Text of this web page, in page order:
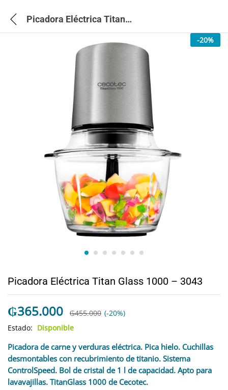
Picadora Eléctrica Titan Glass 1000 – 3043
-20%
Picadora Eléctrica Titan Glass 1000 – 3043
₲365.000 ₲455.000 (-20%)
Estado: Disponible
Picadora de carne y verduras eléctrica. Pica hielo. Cuchillas
desmontables con recubrimiento de titanio. Sistema
ControlSpeed. Bol de cristal de 1 l de capacidad. Apto para
lavavajillas. TitanGlass 1000 de Cecotec.